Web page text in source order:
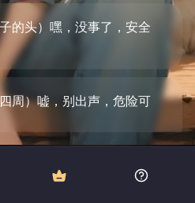
的头）嘿，没事了，安全
周）嘘，别出声，危险可